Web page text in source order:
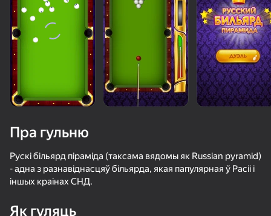
Пра гульню
Рускі більярд піраміда (таксама вядомы як Russian pyramid)
- адна з разнавіднасцяў більярда, якая папулярная ў Расіі і
іншых краінах СНД.
Як гуляць